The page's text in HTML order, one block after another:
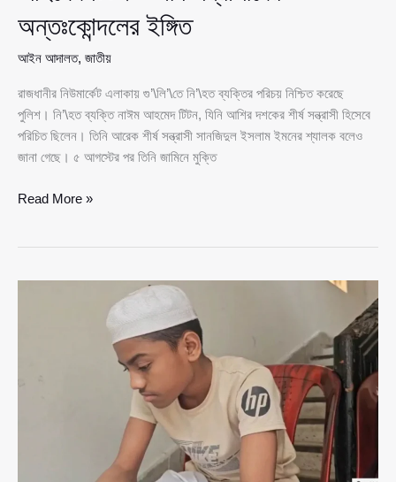
অন্তঃকোন্দলের ইঙ্গিত
আইন আদালত, জাতীয়
রাজধানীর নিউমার্কেট এলাকায় গু’\লি’\তে নি’\হত ব্যক্তির পরিচয় নিশ্চিত করেছে
পুলিশ। নি’\হত ব্যক্তি নাঈম আহমেদ টিটন, যিনি আশির দশকের শীর্ষ সন্ত্রাসী হিসেবে
পরিচিত ছিলেন। তিনি আরেক শীর্ষ সন্ত্রাসী সানজিদুল ইসলাম ইমনের শ্যালক বলেও
জানা গেছে। ৫ আগস্টের পর তিনি জামিনে মুক্তি
নিউমার্কেটে
আহমেদ
Read More »